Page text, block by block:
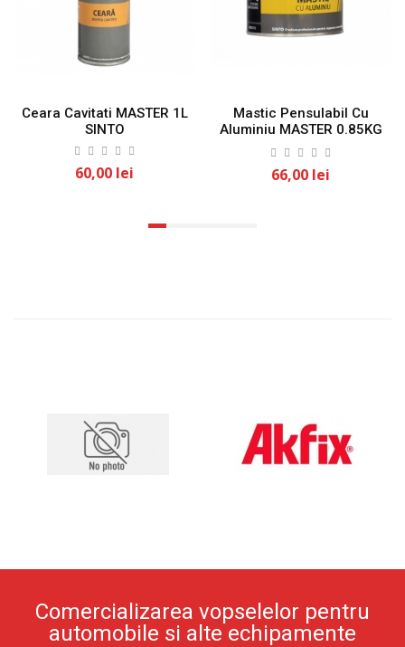
Ceara Cavitati MASTER 1L
SINTO
60,00 lei
Mastic Pensulabil Cu
Aluminiu MASTER 0.85KG
SINTO
66,00 lei
Comercializarea vopselelor pentru
automobile si alte echipamente